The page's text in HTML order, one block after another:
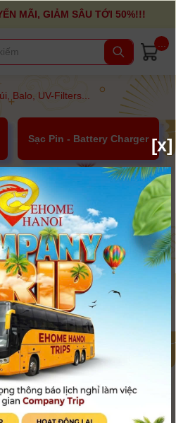
MÃI, GIẢM SÂU TỚI 50%!!!
Balo, UV-Filters...
Sạc Pin - Battery Charger
Túi, Ba lô, Vali, Hộp chống
Mini DV - DVD - CD (RW)
Máy in ảnh KTS
Cable, Dây đeo, Eye Cup ,
LCD ...Thiết bị khác
Khẩu nối - Mount -
StepRing
[x]